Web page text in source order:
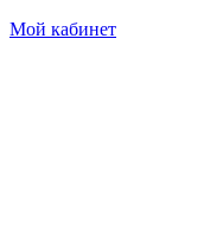
Мой кабинет